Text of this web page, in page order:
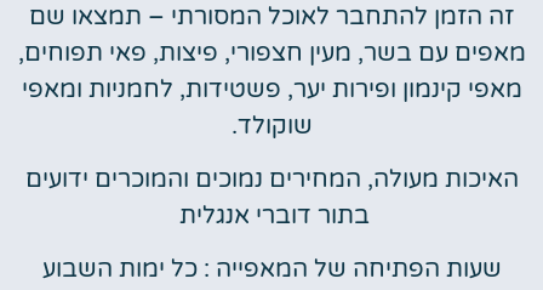
זה הזמן להתחבר לאוכל המסורתי – תמצאו שם
מאפים עם בשר, מעין חצפורי, פיצות, פאי תפוחים,
מאפי קינמון ופירות יער, פשטידות, לחמניות ומאפי
שוקולד.
האיכות מעולה, המחירים נמוכים והמוכרים ידועים
בתור דוברי אנגלית
שעות הפתיחה של המאפייה : כל ימות השבוע